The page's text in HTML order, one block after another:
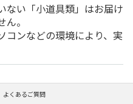
ない「小道具類」はお届け
。
コンなどの環境により、実
よくあるご質問